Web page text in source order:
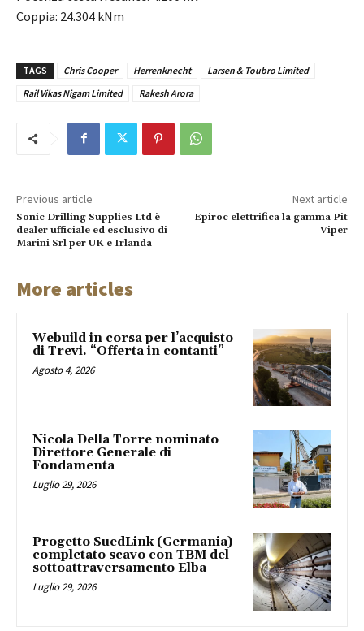
Coppia: 24.304 kNm
TAGS Chris Cooper Herrenknecht
Larsen & Toubro Limited
Rail Vikas Nigam Limited
Rakesh Arora
Previous article
Sonic Drilling Supplies Ltd è
dealer ufficiale ed esclusivo di
Marini Srl per UK e Irlanda
Next article
Epiroc elettrifica la gamma Pit
Viper
More articles
Webuild in corsa per l’acquisto
di Trevi. “Offerta in contanti”
Agosto 4, 2026
Nicola Della Torre nominato
Direttore Generale di
Fondamenta
Luglio 29, 2026
Progetto SuedLink (Germania)
completato scavo con TBM del
sottoattraversamento Elba
Luglio 29, 2026